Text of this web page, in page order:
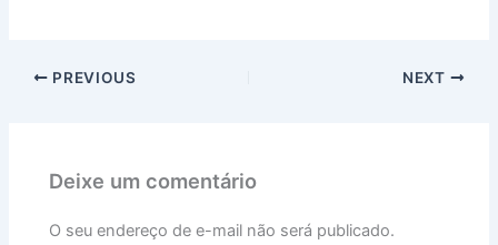
PREVIOUS NEXT
Deixe um comentário
O seu endereço de e-mail não será publicado.